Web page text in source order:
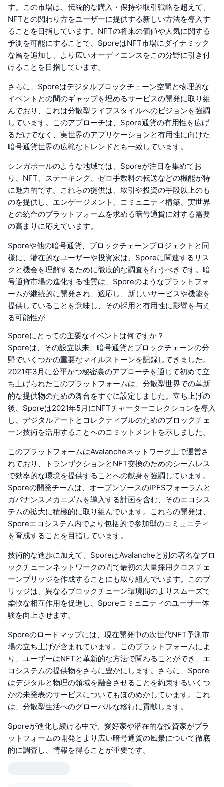
す。この市場は、伝統的な購入・保持や取引戦略を超えて、
NFTとの関わり方をユーザーに提供する新しい方法を導入す
ることを目指しています。NFTの将来の価値や人気に関する
予測を可能にすることで、SporeはNFT市場にダイナミック
な層を追加し、より広いオーディエンスをこの分野に引き付
けることを目指しています。
さらに、Sporeはデジタルブロックチェーン空間と物理的な
イベントとの間のギャップを埋めるサービスの開発に取り組
んでおり、これは分散型ライフスタイルへのビジョンを強調
しています。このアプローチは、Spore通貨の有用性を広げ
るだけでなく、実世界のアプリケーションと有用性に向けた
暗号通貨世界の広範なトレンドとも一致しています。
シンガポールのような地域では、Sporeが注目を集めてお
り、NFT、ステーキング、ゼロ手数料の転送などの機能が特
に魅力的です。これらの提供は、取引や投資の手段以上のも
のを提供し、エンゲージメント、コミュニティ構築、実世界
との統合のプラットフォームを求める暗号通貨に対する需要
の高まりに応えています。
Sporeや他の暗号通貨、ブロックチェーンプロジェクトと同
様に、潜在的なユーザーや投資家は、Sporeに関連するリス
クと機会を理解するために徹底的な調査を行うべきです。暗
号通貨市場の進化する性質は、Sporeのようなプラットフォ
ームが継続的に開発され、適応し、新しいサービスや機能を
提供していることを意味し、その採用と有用性に影響を与え
る可能性が
Sporeにとっての主要なイベントは何ですか？
Sporeは、その設立以来、暗号通貨とブロックチェーンの分
野でいくつかの重要なマイルストーンを記録してきました。
2021年3月に公平かつ秘密裏のアプローチを通じて初めて立
ち上げられたこのプラットフォームは、分散型世界での革新
的な提供物のための舞台をすぐに設定しました。立ち上げの
後、Sporeは2021年5月にNFTチャーターコレクションを導入
し、デジタルアートとコレクティブルのためのブロックチェ
ーン技術を活用することへのコミットメントを示しました。
このプラットフォームはAvalancheネットワーク上で運営さ
れており、トランザクションとNFT交換のためのシームレス
で効率的な環境を提供することへの献身を強調しています。
Sporeの開発チームは、オープンソースのIPFSフォーラムと
ガバナンスメカニズムを導入する計画を含む、そのエコシス
テムの拡大に積極的に取り組んでいます。これらの開発は、
Sporeエコシステム内でより包括的で参加型のコミュニティ
を育成することを目指しています。
技術的な進歩に加えて、SporeはAvalancheと別の著名なブロ
ックチェーンネットワークの間で最初の大量採用クロスチェ
ーンブリッジを作成することにも取り組んでいます。このブ
リッジは、異なるブロックチェーン環境間のよりスムーズで
柔軟な相互作用を促進し、Sporeコミュニティのユーザー体
験を向上させます。
Sporeのロードマップには、現在開発中の次世代NFT予測市
場の立ち上げが含まれています。このプラットフォームによ
り、ユーザーはNFTと革新的な方法で関わることができ、エ
コシステムの提供物をさらに豊かにします。さらに、Spore
はデジタルと物理の領域を融合させることを約束するいくつ
かの未発表のサービスについてもほのめかしています。これ
は、分散型生活へのグローバルな移行に貢献します。
Sporeが進化し続ける中で、愛好家や潜在的な投資家がプラ
ットフォームの開発とより広い暗号通貨の風景について徹底
的に調査し、情報を得ることが重要です。